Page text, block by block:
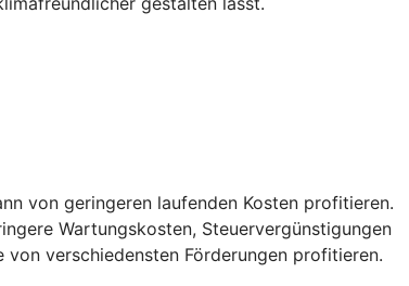
von geringeren laufenden Kosten profitieren.
Wartungskosten, Steuervergünstigungen
verschiedensten Förderungen profitieren.